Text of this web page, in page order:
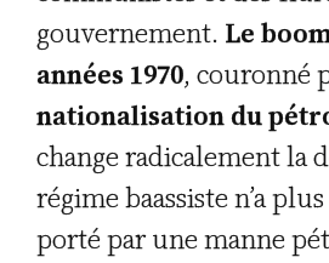
gouvernement. Le
années 1970, couronné
nationalisation du
change radicalement la
régime baassiste n’a
porté par une manne